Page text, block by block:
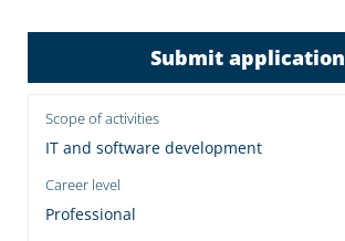
Submit application
Scope of activities
IT and software development
Career level
Professional